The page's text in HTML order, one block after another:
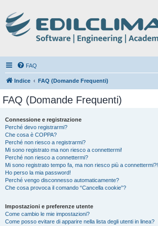
FAQ
Indice FAQ (Domande Frequenti)
FAQ (Domande Frequenti)
Connessione e registrazione
Perché devo registrarmi?
Che cosa è COPPA?
Perché non riesco a registrarmi?
Mi sono registrato ma non riesco a connettermi!
Perché non riesco a connettermi?
Mi sono registrato tempo fa, ma non riesco più a connettermi?!
Ho perso la mia password!
Perché vengo disconnesso automaticamente?
Che cosa provoca il comando “Cancella cookie”?
Impostazioni e preferenze utente
Come cambio le mie impostazioni?
Come posso evitare di apparire nella lista degli utenti in linea?